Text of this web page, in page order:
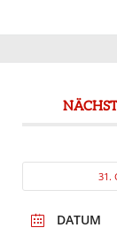
31.
DATUM